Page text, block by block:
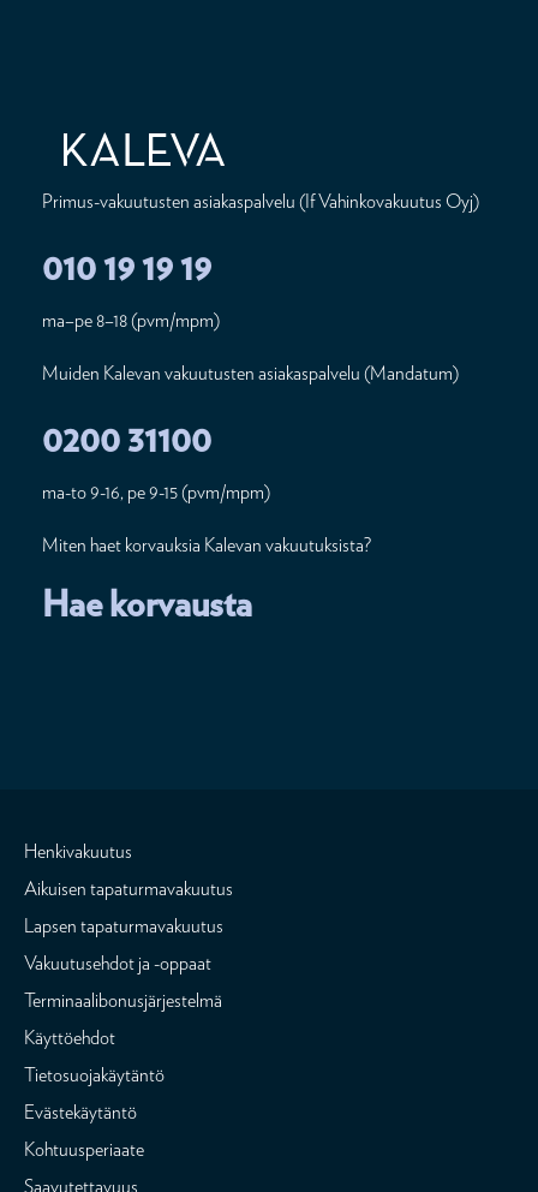
Primus-vakuutusten asiakaspalvelu (If Vahinkovakuutus Oyj)
010 19 19 19
ma–pe 8–18 (pvm/mpm)
Muiden Kalevan vakuutusten asiakaspalvelu (Mandatum)
0200 31100
ma-to 9-16, pe 9-15 (pvm/mpm)
Miten haet korvauksia Kalevan vakuutuksista?
Hae korvausta
Henkivakuutus
Aikuisen tapaturmavakuutus
Lapsen tapaturmavakuutus
Vakuutusehdot ja -oppaat
Terminaalibonusjärjestelmä
Käyttöehdot
Tietosuojakäytäntö
Evästekäytäntö
Kohtuusperiaate
Saavutettavuus